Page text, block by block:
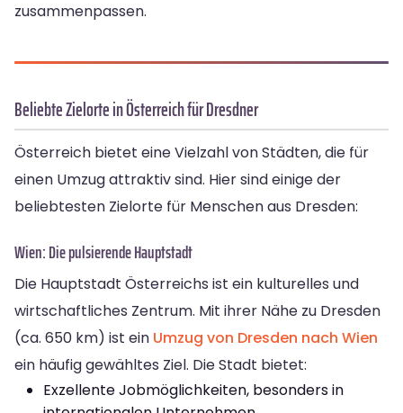
zusammenpassen.
Beliebte Zielorte in Österreich für Dresdner
Österreich bietet eine Vielzahl von Städten, die für
einen Umzug attraktiv sind. Hier sind einige der
beliebtesten Zielorte für Menschen aus Dresden:
Wien: Die pulsierende Hauptstadt
Die Hauptstadt Österreichs ist ein kulturelles und
wirtschaftliches Zentrum. Mit ihrer Nähe zu Dresden
(ca. 650 km) ist ein Umzug von Dresden nach Wien
ein häufig gewähltes Ziel. Die Stadt bietet:
Exzellente Jobmöglichkeiten, besonders in